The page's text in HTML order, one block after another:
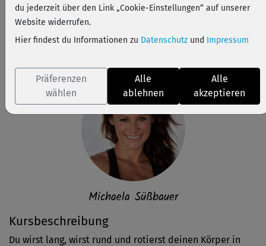
Kursbeschreibung
Du wirst lang, wirst rund und rotierst deinen Körper in
5 Min
20 kcal
Michaela Süßbauer
Michaela Süßbauer
du jederzeit über den Link „Cookie-Einstellungen“ auf unserer
Website widerrufen.
Hier findest du Informationen zu Datenschutz und Impressum
Präferenzen
wählen
Alle
ablehnen
Alle
akzeptieren